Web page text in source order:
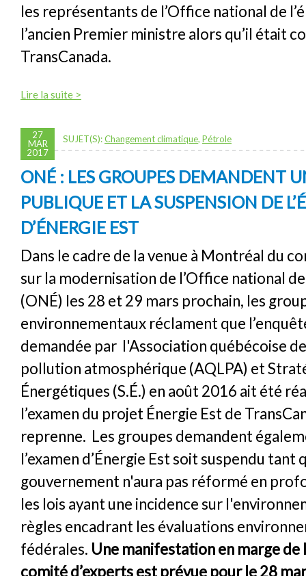
les représentants de l’Office national de
l’ancien Premier ministre alors qu’il était
TransCanada.
Lire la suite >
27
MAR
2017
SUJET(S):Changement climatique, Pétrole
ONÉ : LES GROUPES DEMANDENT
PUBLIQUE ET LA SUSPENSION DE
D’ÉNERGIE EST
Dans le cadre de la venue à Montréal du
sur la modernisation de l’Office national de
(ONÉ) les 28 et 29 mars prochain, les
environnementaux réclament que
demandée par l'Association québécoise
pollution atmosphérique (AQLPA) et
Énergétiques (S.É.) en août 2016 ait été
l’examen du projet Énergie Est de
reprenne. Les groupes demandent
l’examen d’Énergie Est soit suspendu tant
gouvernement n'aura pas réformé en
les lois ayant une incidence sur
règles encadrant les évaluations
fédérales. Une manifestation en marge de
comité d’experts est prévue pour le 28